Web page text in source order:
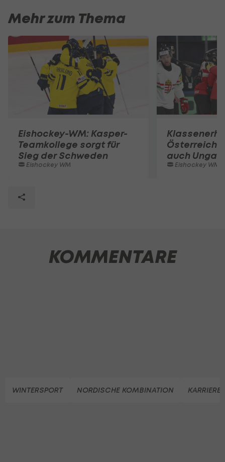
Mehr zum Thema
Eishockey-WM: Kasper-
Teamkollege sorgt für
Sieg der Schweden
Eishockey WM
Österreich
auch
Eishockey WM
KOMMENTARE
WINTERSPORT NORDISCHE KOMBINATION